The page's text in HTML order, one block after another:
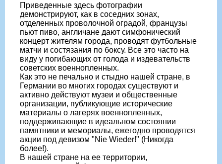
Приведенные здесь фотографии
демонстрируют, как в соседних зонах,
отделенных проволочной оградой, французы
пьют пиво, англичане дают симфонический
концерт жителям города, проводят футбольные
матчи и состязания по боксу. Все это часто на
виду у погибающих от голода и издевательств
советских военнопленных.
Как это не печально и стыдно нашей стране, в
Германии во многих городах существуют и
активно действуют музеи и общественные
организации, публикующие исторические
материалы о лагерях военнопленных,
поддерживающие в идеальном состоянии
памятники и мемориалы, ежегодно проводятся
акции под девизом "Nie Wieder!" (Никогда
более!).
В нашей стране на ее территории,